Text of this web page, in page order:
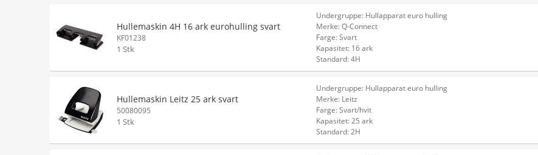
Hullemaskin 4H 16 ark eurohulling svart
KF01238
1 Stk
Undergruppe: Hullapparat euro hulling
Merke: Q-Connect
Farge: Svart
Kapasitet: 16 ark
Standard: 4H
Hullemaskin Leitz 25 ark svart
50080095
1 Stk
Undergruppe: Hullapparat euro hulling
Merke: Leitz
Farge: Svart/hvit
Kapasitet: 25 ark
Standard: 2H